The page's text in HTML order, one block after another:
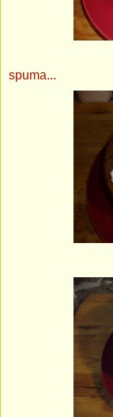
-ornezi
spuma...